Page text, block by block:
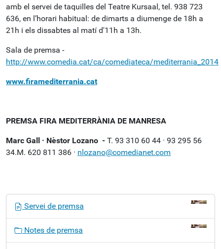
amb el servei de taquilles del Teatre Kursaal, tel. 938 723
636, en l’horari habitual: de dimarts a diumenge de 18h a
21h i els dissabtes al matí d'11h a 13h.
Sala de premsa -
http://www.comedia.cat/ca/comediateca/mediterrania_2014
www.firamediterrania.cat
PREMSA FIRA MEDITERRÀNIA DE MANRESA
Marc Gall · Nèstor Lozano - T. 93 310 60 44 · 93 295 56
34.M. 620 811 386 · nlozano@comedianet.com
Servei de premsa
Notes de premsa